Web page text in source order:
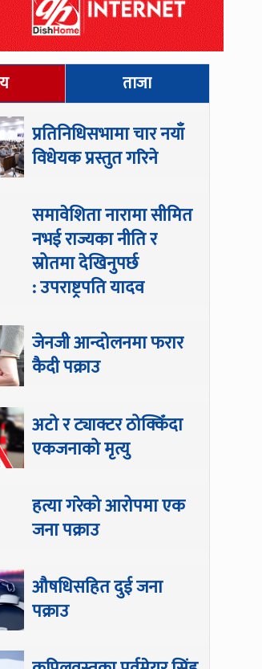
ताजा
प्रतिनिधिसभामा चार नयाँ
विधेयक प्रस्तुत गरिने
समावेशिता नारामा सीमित
नभई राज्यका नीति र
स्रोतमा देखिनुपर्छ
: उपराष्ट्रपति यादव
जेनजी आन्दोलनमा फरार
कैदी पक्राउ
अटो र ट्याक्टर ठोक्किँदा
एकजनाको मृत्यु
हत्या गरेको आरोपमा एक
जना पक्राउ
औषधिसहित दुई जना
पक्राउ